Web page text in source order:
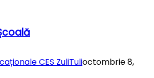
CES ZuliTulioctombrie 8,